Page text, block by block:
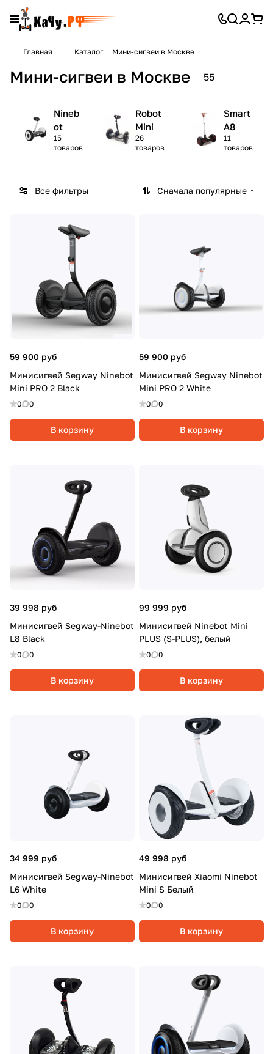
Главная Каталог Мини-сигвеи в Москве
Мини-сигвеи в Москве 55
Nineb
ot
15
товаров
Robot
Mini
26
товаров
Smart
A8
11
товаров
Все фильтры Сначала популярные
59 900 руб
Минисигвей Segway Ninebot
Mini PRO 2 Black
0 0
В корзину
59 900 руб
Минисигвей Segway Ninebot
Mini PRO 2 White
0 0
В корзину
39 998 руб
Минисигвей Segway-Ninebot
L8 Black
0 0
В корзину
99 999 руб
Минисигвей Ninebot Mini
PLUS (S-PLUS), белый
0 0
В корзину
34 999 руб
Минисигвей Segway-Ninebot
L6 White
0 0
В корзину
49 998 руб
Минисигвей Xiaomi Ninebot
Mini S Белый
0 0
В корзину